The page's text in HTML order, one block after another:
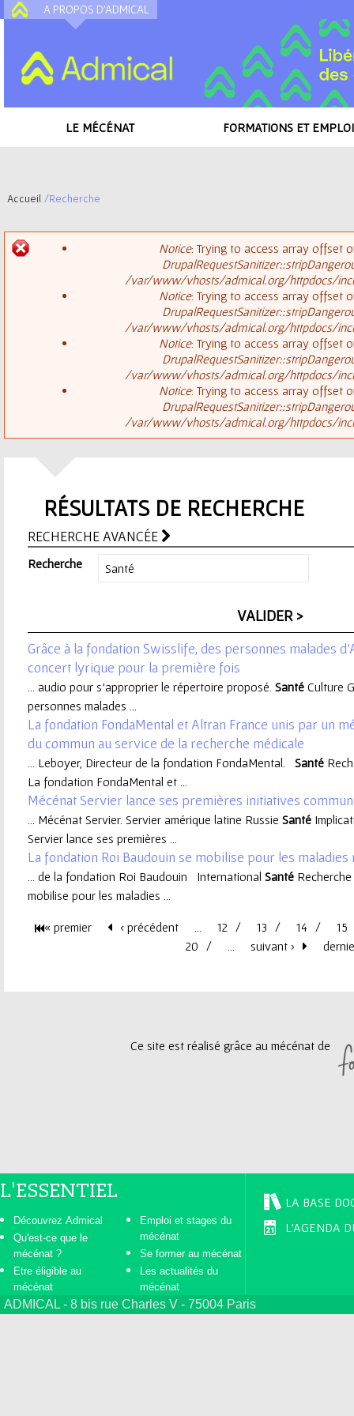
A PROPOS D'ADMICAL
LE MÉCÉNAT FORMATIONS ET
Accueil /Recherche
e
d
r
r
e
u
r
Notice: Trying to access array offset
/var/www/vhosts/admical.org/httpdocs/
Notice: Trying to access array offset
/var/www/vhosts/admical.org/httpdocs/
Notice: Trying to access array offset
/var/www/vhosts/admical.org/httpdocs/
Notice: Trying to access array offset
/var/www/vhosts/admical.org/httpdocs/
RÉSULTATS DE RECHERCHE
RECHERCHE AVANCÉE
Recherche
Grâce à la fondation Swisslife, des personnes malades
concert lyrique pour la première fois
... audio pour s’approprier le répertoire proposé. Santé Culture
personnes malades ...
La fondation FondaMental et Altran France unis par un
du commun au service de la recherche médicale
... Leboyer, Directeur de la fondation FondaMental. Santé
La fondation FondaMental et ...
Mécénat Servier lance ses premières initiatives
... Mécénat Servier. Servier amérique latine Russie Santé
Servier lance ses premières ...
La fondation Roi Baudouin se mobilise pour les maladies
... de la fondation Roi Baudouin International Santé
mobilise pour les maladies ...
« premier ‹ précédent 12 13 14
15
20
suivant ›
Ce site est réalisé grâce au mécénat de
L'ESSENTIEL
Découvrez Admical
Qu'est-ce que le
mécénat ?
Etre éligible au
mécénat
Emploi et stages du
mécénat
Se former au mécénat
Les actualités du
mécénat
LA BASE
L'AGENDA
ADMICAL - 8 bis rue Charles V - 75004 Paris